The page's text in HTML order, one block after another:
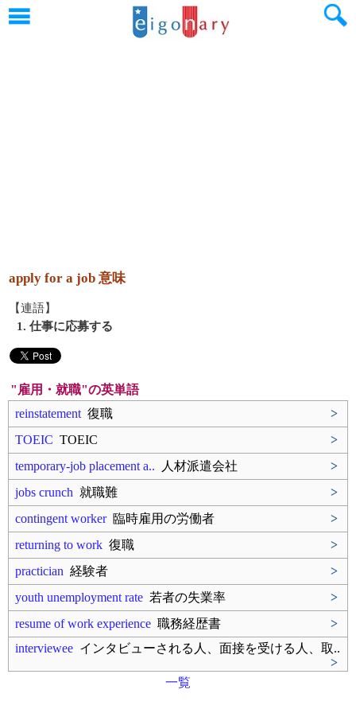
apply for a job 意味
【連語】
1. 仕事に応募する
"雇用・就職"の英単語
reinstatement 復職
>
TOEIC TOEIC
>
temporary-job placement a.. 人材派遣会社
>
jobs crunch 就職難
>
contingent worker臨時雇用の労働者
>
returning to work 復職
>
practician 経験者
>
youth unemployment rate 若者の失業率
>
resume of work experience 職務経歴書
>
interviewee インタビューされる人、面接を受ける人、取..
>
一覧